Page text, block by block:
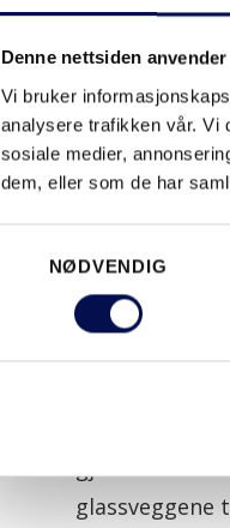
Denne nettsiden
Vi bruker
analysere trafikken vår. Vi
sosiale medier,
dem, eller som de har
NØDVENDIG
I mange
gjestene kan